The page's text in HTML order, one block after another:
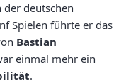
der deutschen
Spielen führte er das
Bastian
einmal mehr ein
.